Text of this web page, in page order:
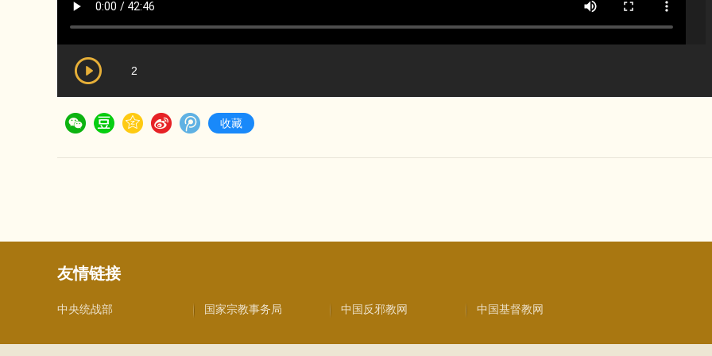
2
收藏
友情链接
中央统战部 国家宗教事务局 中国反邪教网 中国基督教网